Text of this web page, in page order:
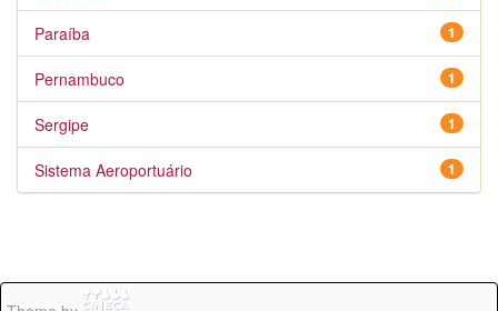
1
Paraíba
1
Pernambuco
1
Sergipe
1
Sistema Aeroportuário